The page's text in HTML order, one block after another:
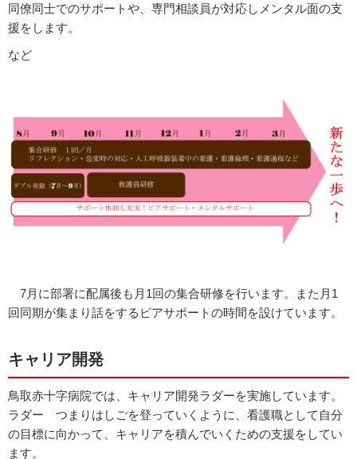
同僚同士でのサポートや、専門相談員が対応しメンタル面の支
援をします。
など
7月に部署に配属後も月1回の集合研修を行います。また月1
回同期が集まり話をするピアサポートの時間を設けています。
キャリア開発
鳥取赤十字病院では、キャリア開発ラダーを実施しています。
ラダー つまりはしごを登っていくように、看護職として自分
の目標に向かって、キャリアを積んでいくための支援をしてい
ます。